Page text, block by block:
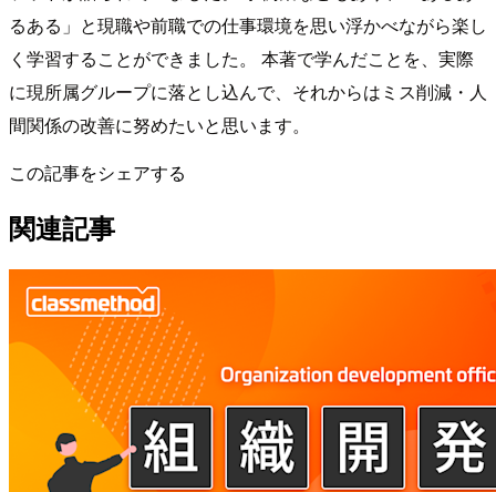
るある」と現職や前職での仕事環境を思い浮かべながら楽し
く学習することができました。 本著で学んだことを、実際
に現所属グループに落とし込んで、それからはミス削減・人
間関係の改善に努めたいと思います。
この記事をシェアする
関連記事